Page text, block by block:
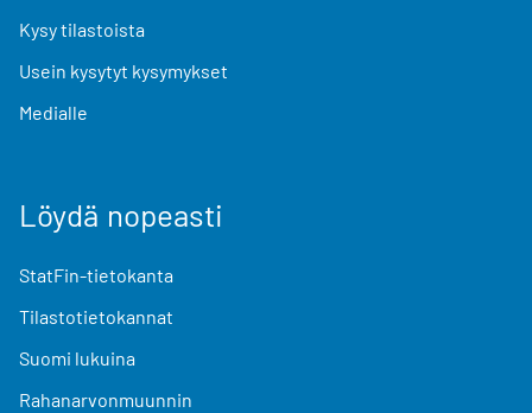
Kysy tilastoista
Usein kysytyt kysymykset
Medialle
Löydä nopeasti
StatFin-tietokanta
Tilastotietokannat
Suomi lukuina
Rahanarvonmuunnin